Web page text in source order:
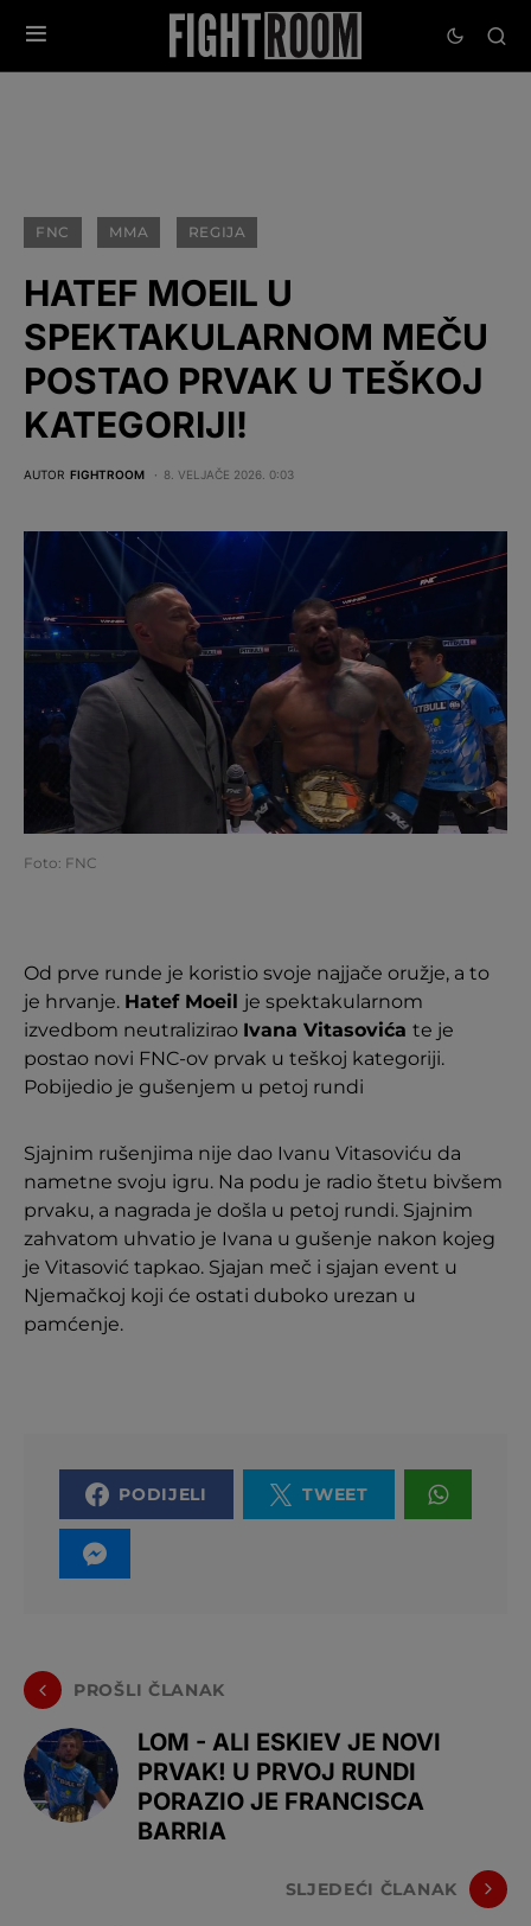
FNC MMA REGIJA
HATEF MOEIL U
SPEKTAKULARNOM MEČU
POSTAO PRVAK U TEŠKOJ
KATEGORIJI!
AUTOR FIGHTROOM 8. VELJAČE 2026. 0:03
Foto: FNC
Od prve runde je koristio svoje najjače oružje, a to
je hrvanje. Hatef Moeil je spektakularnom
izvedbom neutralizirao Ivana Vitasovića te je
postao novi FNC-ov prvak u teškoj kategoriji.
Pobijedio je gušenjem u petoj rundi
Sjajnim rušenjima nije dao Ivanu Vitasoviću da
nametne svoju igru. Na podu je radio štetu bivšem
prvaku, a nagrada je došla u petoj rundi. Sjajnim
zahvatom uhvatio je Ivana u gušenje nakon kojeg
je Vitasović tapkao. Sjajan meč i sjajan event u
Njemačkoj koji će ostati duboko urezan u
pamćenje.
PODIJELI TWEET
PROŠLI ČLANAK
LOM - ALI ESKIEV JE NOVI
PRVAK! U PRVOJ RUNDI
PORAZIO JE FRANCISCA
BARRIA
SLJEDEĆI ČLANAK